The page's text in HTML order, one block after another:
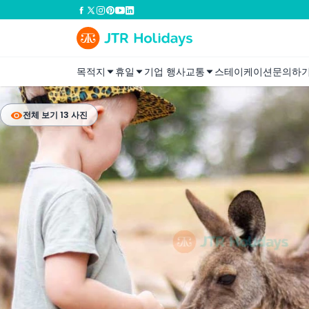
목적지 휴일 기업 행사교통 스테이케이션문의하
전체 보기 13 사진